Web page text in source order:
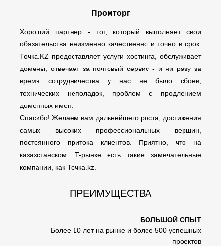
Промторг
Хороший партнер - тот, который выполняет свои
обязательства неизменно качественно и точно в срок.
Точка.KZ предоставляет услуги хостинга, обслуживает
домены, отвечает за почтовый сервис - и ни разу за
время сотрудничества у нас не было сбоев,
технических неполадок, проблем с продлением
доменных имен.
Спасибо! Желаем вам дальнейшего роста, достижения
самых высоких профессиональных вершин,
постоянного притока клиентов. Приятно, что на
казахстанском IT-рынке есть такие замечательные
компании, как Точка.kz.
ПРЕИМУЩЕСТВА
БОЛЬШОЙ ОПЫТ
Более 10 лет на рынке и более 500 успешных
проектов